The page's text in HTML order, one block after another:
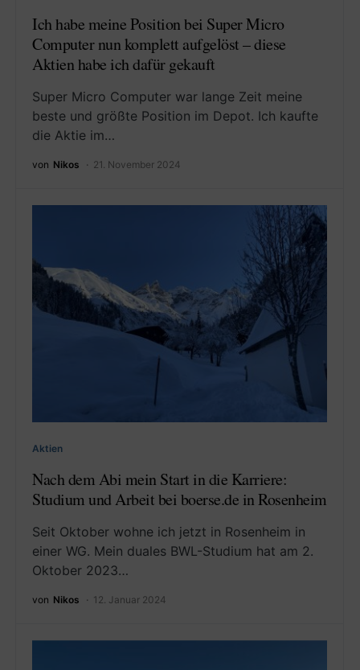
Ich habe meine Position bei Super Micro
Computer nun komplett aufgelöst – diese
Aktien habe ich dafür gekauft
Super Micro Computer war lange Zeit meine
beste und größte Position im Depot. Ich kaufte
die Aktie im…
von Nikos 21. November 2024
Aktien
Nach dem Abi mein Start in die Karriere:
Studium und Arbeit bei boerse.de in Rosenheim
Seit Oktober wohne ich jetzt in Rosenheim in
einer WG. Mein duales BWL-Studium hat am 2.
Oktober 2023…
von Nikos 12. Januar 2024